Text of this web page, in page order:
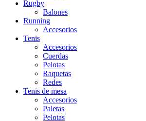
Rugby
Balones
Running
Accesorios
Tenis
Accesorios
Cuerdas
Pelotas
Raquetas
Redes
Tenis de mesa
Accesorios
Paletas
Pelotas